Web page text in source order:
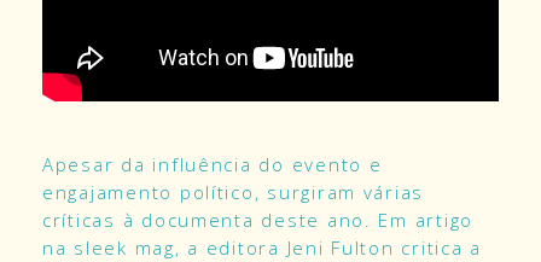
Apesar da influência do evento e
engajamento político, surgiram várias
críticas à documenta deste ano. Em artigo
na sleek mag, a editora Jeni Fulton critica a